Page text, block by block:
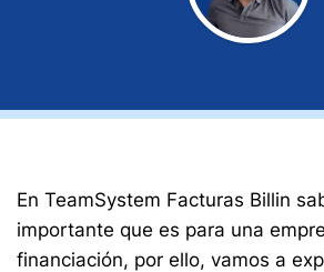
En TeamSystem Facturas Billin
importante que es para una
financiación, por ello, vamos a